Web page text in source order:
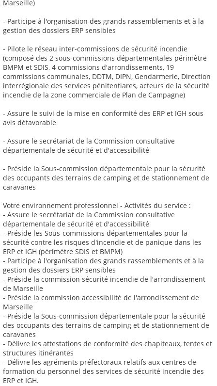
Marseille)
- Participe à l'organisation des grands rassemblements et à la
gestion des dossiers ERP sensibles
- Pilote le réseau inter-commissions de sécurité incendie
(composé des 2 sous-commissions départementales périmètre
BMPM et SDIS, 4 commissions d'arrondissements, 19
commissions communales, DDTM, DIPN, Gendarmerie, Direction
interrégionale des services pénitentiares, acteurs de la sécurité
incendie de la zone commerciale de Plan de Campagne)
- Assure le suivi de la mise en conformité des ERP et IGH sous
avis défavorable
- Assure le secrétariat de la Commission consultative
départementale de sécurité et d'accessibilité
- Préside la Sous-commission départementale pour la sécurité
des occupants des terrains de camping et de stationnement de
caravanes
Votre environnement professionnel - Activités du service :
- Assure le secrétariat de la Commission consultative
départementale de sécurité et d'accessibilité
- Préside les Sous-commissions départementales pour la
sécurité contre les risques d'incendie et de panique dans les
ERP et IGH (périmètre SDIS et BMPM)
- Participe à l'organisation des grands rassemblements et à la
gestion des dossiers ERP sensibles
- Préside la commission sécurité incendie de l'arrondissement
de Marseille
- Préside la commission accessibilité de l'arrondissement de
Marseille
- Préside la Sous-commission départementale pour la sécurité
des occupants des terrains de camping et de stationnement de
caravanes
- Délivre les attestations de conformité des chapiteaux, tentes et
structures itinérantes
- Délivre les agréments préfectoraux relatifs aux centres de
formation du personnel des services de sécurité incendie des
ERP et IGH.